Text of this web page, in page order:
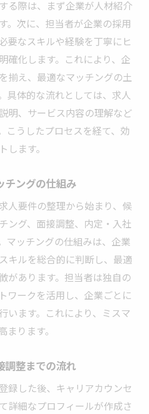
る際は、まず企業が人材紹介
。次に、担当者が企業の採用
要なスキルや経験を丁寧にヒ
確化します。これにより、企
揃え、最適なマッチングの土
具体的な流れとしては、求人
明、サービス内容の理解など
こうしたプロセスを経て、効
ます。
チングの仕組み
人要件の整理から始まり、候
ング、面接調整、内定・入社
マッチングの仕組みは、企業
キルを総合的に判断し、最適
があります。担当者は独自の
ワークを活用し、企業ごとに
います。これにより、ミスマ
まります。
調整までの流れ
録した後、キャリアカウンセ
詳細なプロフィールが作成さ